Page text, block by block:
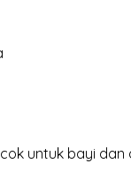
untuk bayi